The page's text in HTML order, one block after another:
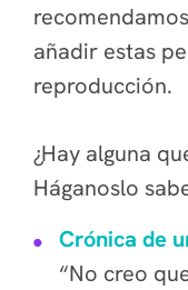
añadir estas
reproducción.
¿Hay alguna
Háganoslo
Crónica de
“No creo